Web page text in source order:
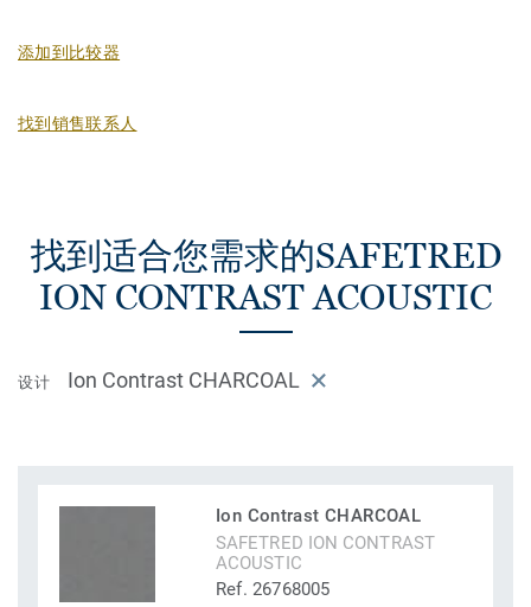
添加到比较器
找到销售联系人
找到适合您需求的SAFETRED
ION CONTRAST ACOUSTIC
设计 Ion Contrast CHARCOAL
Ion Contrast CHARCOAL
SAFETRED ION CONTRAST
ACOUSTIC
Ref. 26768005